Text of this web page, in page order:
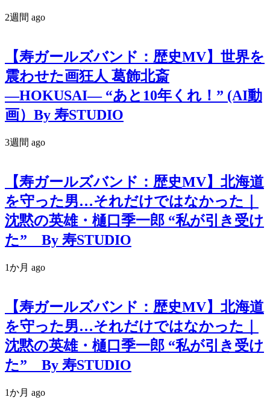
2週間 ago
【寿ガールズバンド：歴史MV】世界を
震わせた画狂人 葛飾北斎
―HOKUSAI― “あと10年くれ！” (AI動
画）By 寿STUDIO
3週間 ago
【寿ガールズバンド：歴史MV】北海道
を守った男…それだけではなかった｜
沈黙の英雄・樋口季一郎 “私が引き受け
た” By 寿STUDIO
1か月 ago
【寿ガールズバンド：歴史MV】北海道
を守った男…それだけではなかった｜
沈黙の英雄・樋口季一郎 “私が引き受け
た” By 寿STUDIO
1か月 ago